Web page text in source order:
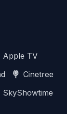
Apple TV
Cinetree
SkyShowtime